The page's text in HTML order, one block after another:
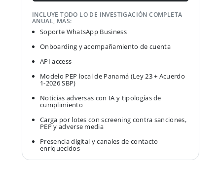
INCLUYE TODO LO DE INVESTIGACIÓN COMPLETA
ANUAL, MÁS:
Soporte WhatsApp Business
Onboarding y acompañamiento de cuenta
API access
Modelo PEP local de Panamá (Ley 23 + Acuerdo
1-2026 SBP)
Noticias adversas con IA y tipologías de
cumplimiento
Carga por lotes con screening contra sanciones,
PEP y adverse media
Presencia digital y canales de contacto
enriquecidos